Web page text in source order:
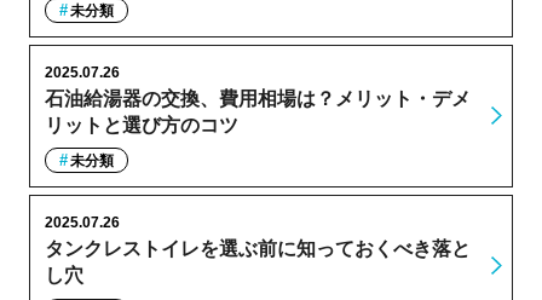
未分類
石油給湯器の交換、費用相場は？メリット・デメ
リットと選び方のコツ
2025.07.26
未分類
タンクレストイレを選ぶ前に知っておくべき落と
し穴
2025.07.26